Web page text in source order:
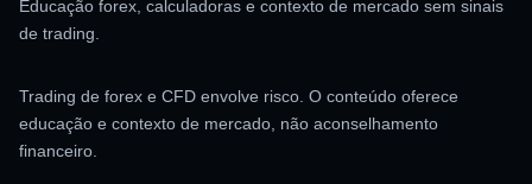
Educação forex, calculadoras e contexto de mercado sem sinais
de trading.
Trading de forex e CFD envolve risco. O conteúdo oferece
educação e contexto de mercado, não aconselhamento
financeiro.